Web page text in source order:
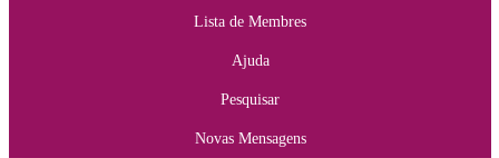
Lista de Membres
Ajuda
Pesquisar
Novas Mensagens